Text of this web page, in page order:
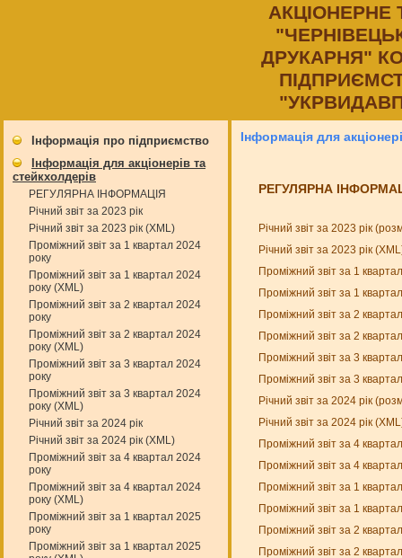
АКЦIОНЕРНЕ
ДРУКАРНЯ"
Інформація про підприємство
Інформація для акціонерів та
стейкхолдерів
РЕГУЛЯРНА ІНФОРМАЦІЯ
Річний звіт за 2023 рік
Річний звіт за 2023 рік (XML)
Проміжний звіт за 1 квартал 2024
року
Проміжний звіт за 1 квартал 2024
року (XML)
Проміжний звіт за 2 квартал 2024
року
Проміжний звіт за 2 квартал 2024
року (XML)
Проміжний звіт за 3 квартал 2024
року
Проміжний звіт за 3 квартал 2024
року (XML)
Річний звіт за 2024 рік
Річний звіт за 2024 рік (XML)
Проміжний звіт за 4 квартал 2024
року
Проміжний звіт за 4 квартал 2024
року (XML)
Проміжний звіт за 1 квартал 2025
року
Проміжний звіт за 1 квартал 2025
Інформація для
РЕГУЛЯРНА
Річний звіт за 2023 рік
Річний звіт за 2023 рік
Проміжний звіт за 1
Проміжний звіт за 1
Проміжний звіт за 2
Проміжний звіт за 2
Проміжний звіт за 3
Проміжний звіт за 3
Річний звіт за 2024 рік
Річний звіт за 2024 рік
Проміжний звіт за 4
Проміжний звіт за 4
Проміжний звіт за 1
Проміжний звіт за 1
Проміжний звіт за 2
Проміжний звіт за 2